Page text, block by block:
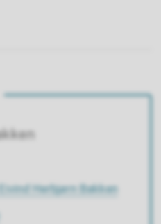
Herbjørn Bakken